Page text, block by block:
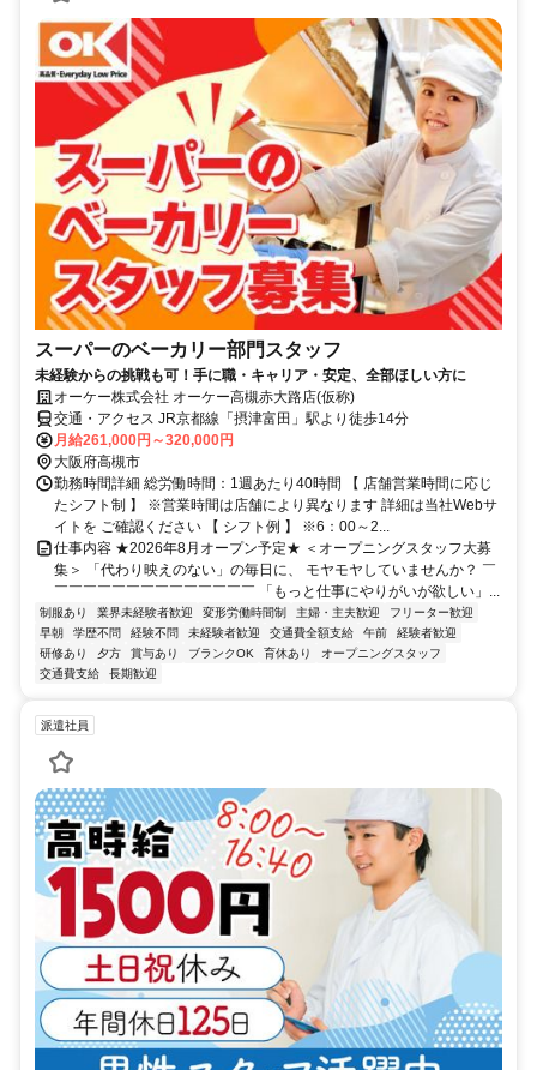
スーパーのベーカリー部門スタッフ
未経験からの挑戦も可！手に職・キャリア・安定、全部ほしい方に
オーケー株式会社 オーケー高槻赤大路店(仮称)
交通・アクセス JR京都線「摂津富田」駅より徒歩14分
月給261,000円～320,000円
大阪府高槻市
勤務時間詳細 総労働時間：1週あたり40時間 【 店舗営業時間に応じ
たシフト制 】 ※営業時間は店舗により異なります 詳細は当社Webサ
イトを ご確認ください 【 シフト例 】 ※6：00～2...
仕事内容 ★2026年8月オープン予定★ ＜オープニングスタッフ大募
集＞ 「代わり映えのない」の毎日に、 モヤモヤしていませんか？ ￣
￣￣￣￣￣￣￣￣￣￣￣￣￣￣ 「もっと仕事にやりがいが欲しい」...
制服あり 業界未経験者歓迎 変形労働時間制 主婦・主夫歓迎
フリーター歓迎
早朝
学歴不問 経験不問 未経験者歓迎 交通費全額支給 午前
経験者歓迎
研修あり
夕方 賞与あり ブランクOK 育休あり
オープニングスタッフ
交通費支給
長期歓迎
派遣社員